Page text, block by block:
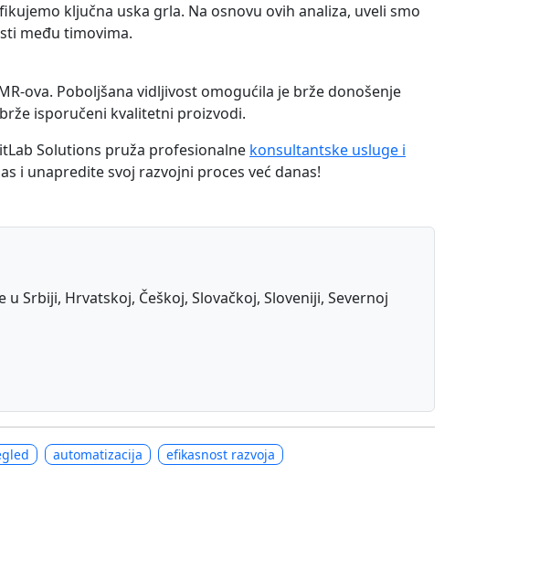
ključna uska grla. Na osnovu ovih analiza, uveli smo
među timovima.
ova. Poboljšana vidljivost omogućila je brže donošenje
isporučeni kvalitetni proizvodi.
Solutions pruža profesionalne konsultantske usluge i
i unapredite svoj razvojni proces već danas!
Srbiji, Hrvatskoj, Češkoj, Slovačkoj, Sloveniji, Severnoj
automatizacija efikasnost razvoja